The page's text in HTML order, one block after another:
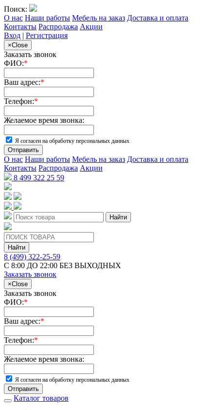
Поиск:
О нас Наши работы Мебель на заказ Доставка и оплата
Контакты Распродажа Акции
Вход | Регистрация
×Close
Заказать звонок
ФИО:*
Ваш адрес:*
Телефон:*
Желаемое время звонка:
Я согласен на обработку персональных данных
Отправить
О нас Наши работы Мебель на заказ Доставка и оплата
Контакты Распродажа Акции
8 499 322 25 59
Найти
Найти
8 (499) 322-25-59
С 8:00 ДО 22:00 БЕЗ ВЫХОДНЫХ
Заказать звонок
×Close
Заказать звонок
ФИО:*
Ваш адрес:*
Телефон:*
Желаемое время звонка:
Я согласен на обработку персональных данных
Отправить
Каталог товаров